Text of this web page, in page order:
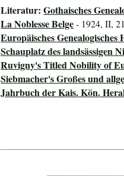
Literatur:Gothaisches
La Noblesse Belge- 1924, II,
Europäisches Genealogisches
Schauplatz des landsässigen
Ruvigny's Titled Nobility of
Siebmacher's Großes und
Jahrbuch der Kais. Kön.